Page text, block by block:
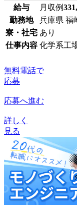
給与 月収例
勤務地
兵庫県 福
寮・社宅 あり
仕事内容 化学系工
無料電話で
応募
応募へ進む
詳しく
見る